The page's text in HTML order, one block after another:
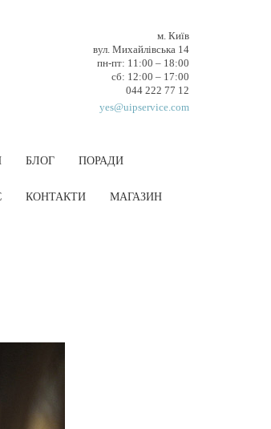
м. Київ
вул. Михайлівська 14
пн-пт: 11:00 – 18:00
cб: 12:00 – 17:00
044 222 77 12
yes@uipservice.com
БЛОГ ПОРАДИ
КОНТАКТИ МАГАЗИН